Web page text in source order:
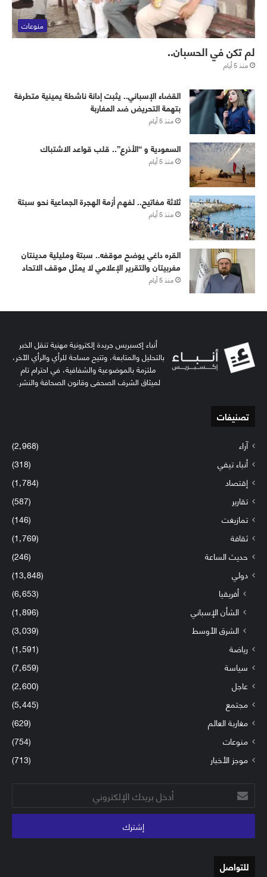
منوعات
لم تكن في الحسبان..
منذ 5 أيام
القضاء الإسباني.. يثبت إدانة ناشطة يمينية متطرفة
بتهمة التحريض ضد المغاربة
منذ 5 أيام
‏⁧‫السعودية‬⁩ و “الأذرع”.. قلب قواعد الاشتباك
منذ 5 أيام
ثلاثة مفاتيح.. لفهم أزمة الهجرة الجماعية نحو سبتة
منذ 5 أيام
القره داغي يوضح موقفه.. سبتة ومليلية مدينتان
مغربيتان والتقرير الإعلامي لا يمثل موقف الاتحاد
منذ 5 أيام
أنباء إكسبريس جريدة إلكترونية مهنية تنقل الخبر
بالتحليل والمتابعة، وتتيح مساحة للرأي والرأي الآخر،
ملتزمة بالموضوعية والشفافية، في احترام تام
لميثاق الشرف الصحفي وقانون الصحافة والنشر.
تصنيفات
آراء
(2٬968)
أنباء تيفي
(318)
إقتصاد
(1٬784)
تقارير
(587)
تمازيغت
(146)
ثقافة
(1٬769)
حديث الساعة
(246)
دولي
(13٬848)
أفريقيا
(6٬653)
الشأن الإسباني
(1٬896)
الشرق الأوسط
(3٬039)
رياضة
(1٬591)
سياسة
(7٬659)
عاجل
(2٬600)
مجتمع
(5٬445)
مغاربة العالم
(629)
منوعات
(754)
موجز الأخبار
(713)
أدخل
بريدك
الإلكتروني
للتواصل